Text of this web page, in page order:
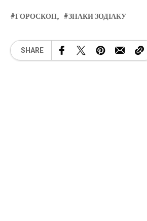
ГОРОСКОП ЗНАКИ ЗОДІАКУ
SHARE